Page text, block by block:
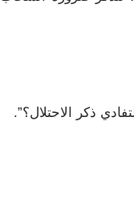
ذكر الاحتلال؟”.